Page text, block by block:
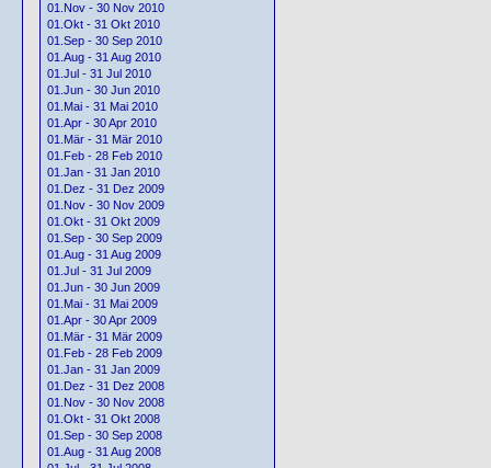
01.Nov - 30 Nov 2010
01.Okt - 31 Okt 2010
01.Sep - 30 Sep 2010
01.Aug - 31 Aug 2010
01.Jul - 31 Jul 2010
01.Jun - 30 Jun 2010
01.Mai - 31 Mai 2010
01.Apr - 30 Apr 2010
01.Mär - 31 Mär 2010
01.Feb - 28 Feb 2010
01.Jan - 31 Jan 2010
01.Dez - 31 Dez 2009
01.Nov - 30 Nov 2009
01.Okt - 31 Okt 2009
01.Sep - 30 Sep 2009
01.Aug - 31 Aug 2009
01.Jul - 31 Jul 2009
01.Jun - 30 Jun 2009
01.Mai - 31 Mai 2009
01.Apr - 30 Apr 2009
01.Mär - 31 Mär 2009
01.Feb - 28 Feb 2009
01.Jan - 31 Jan 2009
01.Dez - 31 Dez 2008
01.Nov - 30 Nov 2008
01.Okt - 31 Okt 2008
01.Sep - 30 Sep 2008
01.Aug - 31 Aug 2008